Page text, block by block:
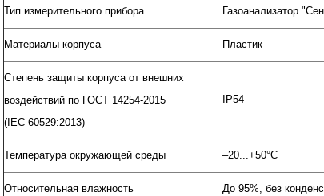
Тип измерительного прибора Газоанализатор
Материалы корпуса Пластик
Степень защиты корпуса от внешних
воздействий по ГОСТ 14254-2015
(IEC 60529:2013)
IP54
Температура окружающей среды –20...+50°С
Относительная влажность До 95%, без